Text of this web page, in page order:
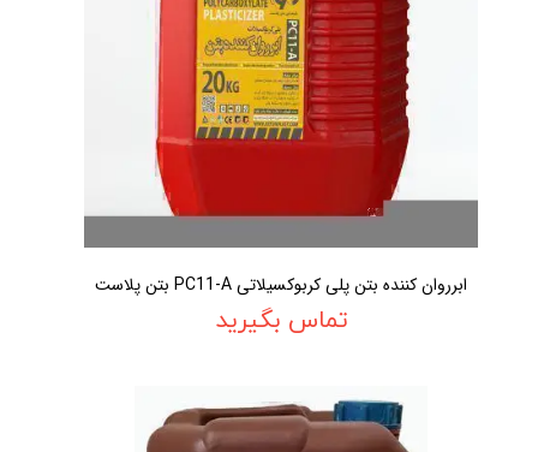
ابرروان کننده بتن پلی کربوکسیلاتی PC11-A بتن پلاست
تماس بگیرید